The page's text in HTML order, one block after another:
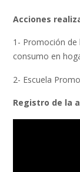
Acciones
1- Promoción de
consumo en
2- Escuela
Registro de la